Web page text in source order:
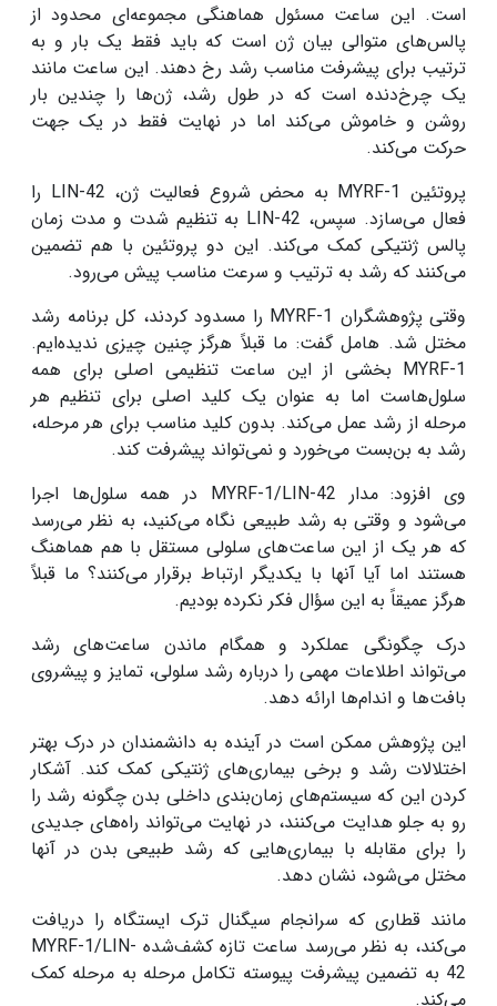
است. این ساعت مسئول هماهنگی مجموعه‌ای محدود از
پالس‌های متوالی بیان ژن است که باید فقط یک بار و به
ترتیب برای پیشرفت مناسب رشد رخ دهند. این ساعت مانند
یک چرخ‌دنده است که در طول رشد، ژن‌ها را چندین بار
روشن و خاموش می‌کند اما در نهایت فقط در یک جهت
حرکت می‌کند.
پروتئین MYRF-1 به محض شروع فعالیت ژن، LIN-42 را
فعال می‌سازد. سپس، LIN-42 به تنظیم شدت و مدت زمان
پالس ژنتیکی کمک می‌کند. این دو پروتئین با هم تضمین
می‌کنند که رشد به ترتیب و سرعت مناسب پیش می‌رود.
وقتی پژوهشگران MYRF-1 را مسدود کردند، کل برنامه رشد
مختل شد. هامل گفت: ما قبلاً هرگز چنین چیزی ندیده‌ایم.
MYRF-1 بخشی از این ساعت تنظیمی اصلی برای همه
سلول‌هاست اما به عنوان یک کلید اصلی برای تنظیم هر
مرحله از رشد عمل می‌کند. بدون کلید مناسب برای هر مرحله،
رشد به بن‌بست می‌خورد و نمی‌تواند پیشرفت کند.
وی افزود: مدار MYRF-1/LIN-42 در همه سلول‌ها اجرا
می‌شود و وقتی به رشد طبیعی نگاه می‌کنید، به نظر می‌رسد
که هر یک از این ساعت‌های سلولی مستقل با هم هماهنگ
هستند اما آیا آنها با یکدیگر ارتباط برقرار می‌کنند؟ ما قبلاً
هرگز عمیقاً به این سؤال فکر نکرده‌ بودیم.
درک چگونگی عملکرد و همگام ماندن ساعت‌های رشد
می‌تواند اطلاعات مهمی را درباره رشد سلولی، تمایز و پیشروی
بافت‌ها و اندام‌ها ارائه دهد.
این پژوهش ممکن است در آینده به دانشمندان در درک بهتر
اختلالات رشد و برخی بیماری‌های ژنتیکی کمک کند. آشکار
کردن این که سیستم‌های زمان‌بندی داخلی بدن چگونه رشد را
رو به جلو هدایت می‌کنند، در نهایت می‌تواند راه‌های جدیدی
را برای مقابله با بیماری‌هایی که رشد طبیعی بدن در آنها
مختل می‌شود، نشان دهد.
مانند قطاری که سرانجام سیگنال ترک ایستگاه را دریافت
می‌کند، به نظر می‌رسد ساعت تازه کشف‌شده‌ MYRF-1/LIN-
42 به تضمین پیشرفت پیوسته‌ تکامل مرحله به مرحله کمک
می‌کند.